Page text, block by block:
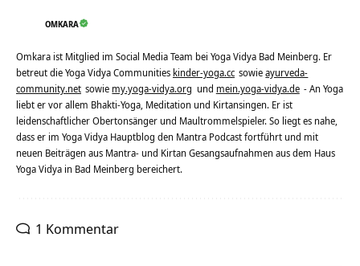
OMKARA
Omkara ist Mitglied im Social Media Team bei Yoga Vidya Bad Meinberg. Er
betreut die Yoga Vidya Communities kinder-yoga.cc sowieayurveda-
community.net sowie my.yoga-vidya.org und mein.yoga-vidya.de - An Yoga
liebt er vor allem Bhakti-Yoga, Meditation und Kirtansingen. Er ist
leidenschaftlicher Obertonsänger und Maultrommelspieler. So liegt es nahe,
dass er im Yoga Vidya Hauptblog den Mantra Podcast fortführt und mit
neuen Beiträgen aus Mantra- und Kirtan Gesangsaufnahmen aus dem Haus
Yoga Vidya in Bad Meinberg bereichert.
1 Kommentar